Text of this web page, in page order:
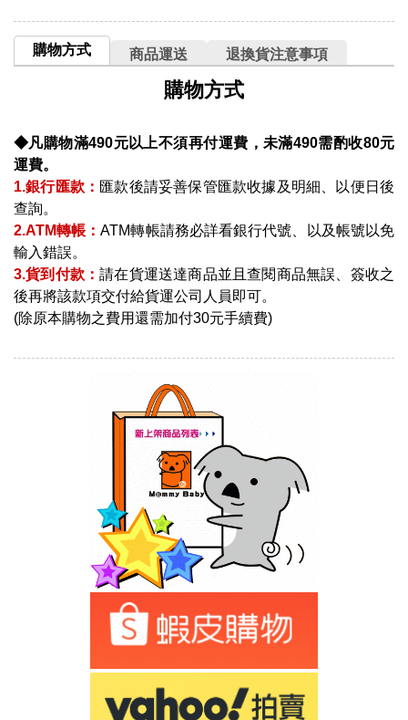
購物方式 商品運送 退換貨注意事項
購物方式
◆凡購物滿490元以上不須再付運費，未滿490需酌收80元
運費。
1.銀行匯款： 匯款後請妥善保管匯款收據及明細、以便日後
查詢。
2.ATM轉帳：ATM轉帳請務必詳看銀行代號、以及帳號以免
輸入錯誤。
3.貨到付款：請在貨運送達商品並且查閱商品無誤、簽收之
後再將該款項交付給貨運公司人員即可。
(除原本購物之費用還需加付30元手續費)